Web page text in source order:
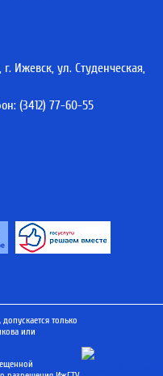
Ижевск, ул. Студенческая,
(3412) 77-60-55
только
или